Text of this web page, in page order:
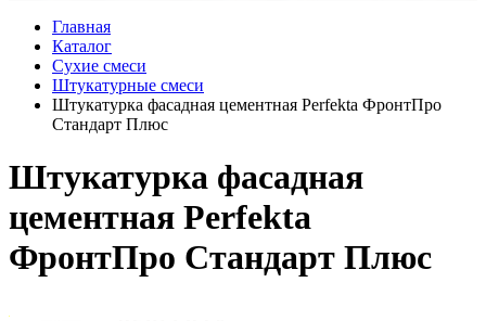
Главная
Каталог
Сухие смеси
Штукатурные смеси
Штукатурка фасадная цементная Perfekta ФронтПро
Стандарт Плюс
Штукатурка фасадная
цементная Perfekta
ФронтПро Стандарт Плюс